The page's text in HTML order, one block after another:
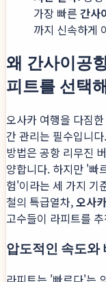
가장 빠른 간사
까지 신속하게
왜 간사이공
피트를 선택
오사카 여행을 다짐
간 관리는 필수입니
방법은 공항 리무진
양합니다. 하지만 '빠
험'이라는 세 가지 기
철의 특급열차,오사
고수들이 라피트를
압도적인 속도와